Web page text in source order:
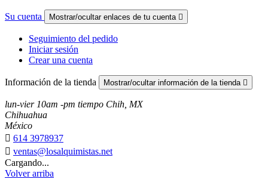
Su cuenta Mostrar/ocultar enlaces de tu cuenta 
Seguimiento del pedido
Iniciar sesión
Crear una cuenta
Información de la tienda Mostrar/ocultar información de la tienda 
lun-vier 10am -pm tiempo Chih, MX
Chihuahua
México
 614 3978937
 ventas@losalquimistas.net
Cargando...
Volver arriba